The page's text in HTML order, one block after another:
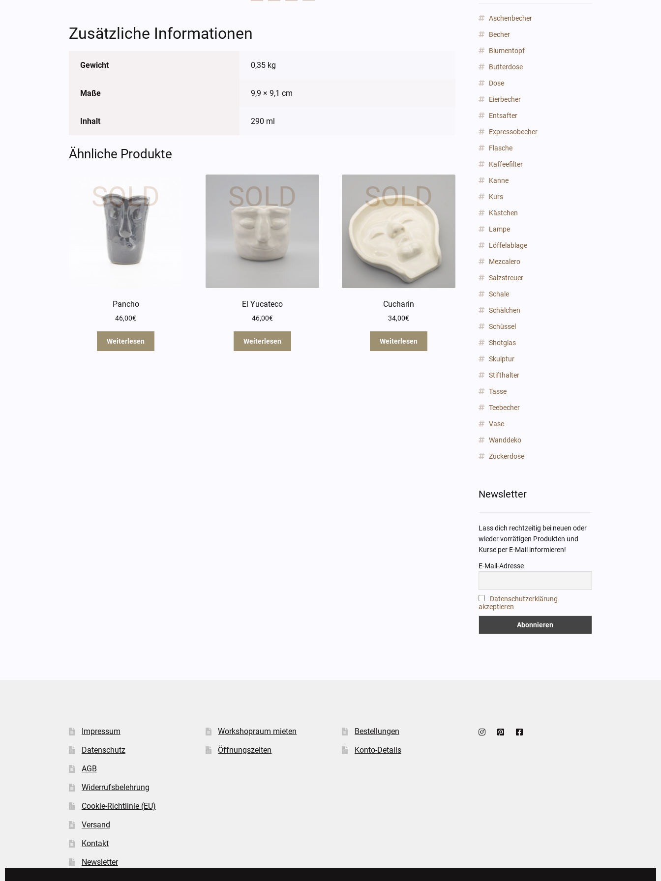
Zusätzliche Informationen
Gewicht 0,35 kg
Maße 9,9 × 9,1 cm
Inhalt 290 ml
Ähnliche Produkte
Pancho
46,00€
Weiterlesen
El Yucateco
46,00€
Weiterlesen
Cucharin
34,00€
Weiterlesen
Aschenbecher
Becher
Blumentopf
Butterdose
Dose
Eierbecher
Entsafter
Expressobecher
Flasche
Kaffeefilter
Kanne
Kurs
Kästchen
Lampe
Löffelablage
Mezcalero
Salzstreuer
Schale
Schälchen
Schüssel
Shotglas
Skulptur
Stifthalter
Tasse
Teebecher
Vase
Wanddeko
Zuckerdose
Newsletter
Lass dich rechtzeitig bei neuen oder
wieder vorrätigen Produkten und
Kurse per E-Mail informieren!
E-Mail-Adresse
Datenschutzerklärung
akzeptieren
Impressum
Datenschutz
AGB
Widerrufsbelehrung
Cookie-Richtlinie (EU)
Versand
Kontakt
Newsletter
Workshopraum mieten
Öffnungszeiten
Bestellungen
Konto-Details